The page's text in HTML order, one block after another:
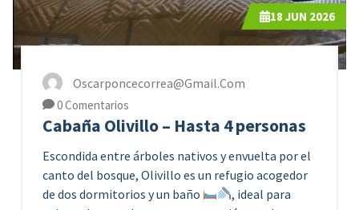
18 JUN 2026
Oscarponcecorrea@gmail.com
0 Comentarios
Cabaña Olivillo – Hasta 4 personas
Escondida entre árboles nativos y envuelta por el
canto del bosque, Olivillo es un refugio acogedor
de dos dormitorios y un baño
, ideal para